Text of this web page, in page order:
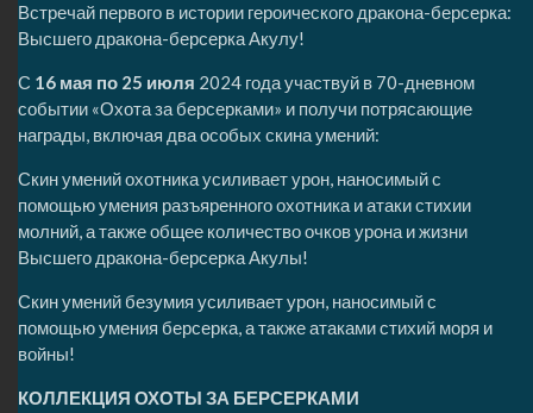
Встречай первого в истории героического дракона-берсерка:
Высшего дракона-берсерка Акулу!
С 16 мая по 25 июля 2024 года участвуй в 70-дневном
событии «Охота за берсерками» и получи потрясающие
награды, включая два особых скина умений:
Скин умений охотника усиливает урон, наносимый с
помощью умения разъяренного охотника и атаки стихии
молний, а также общее количество очков урона и жизни
Высшего дракона-берсерка Акулы!
Скин умений безумия усиливает урон, наносимый с
помощью умения берсерка, а также атаками стихий моря и
войны!
КОЛЛЕКЦИЯ ОХОТЫ ЗА БЕРСЕРКАМИ